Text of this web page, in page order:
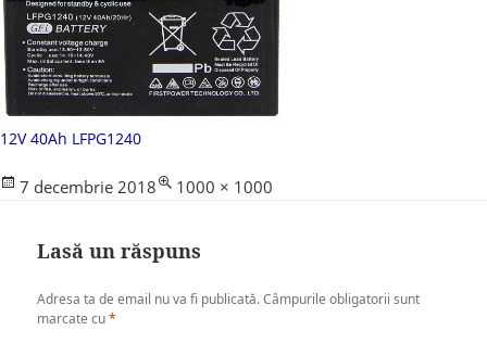
12V 40Ah LFPG1240
Posted
7 decembrie 2018
Full
1000 × 1000
Lasă un răspuns
Adresa ta de email nu va fi publicată. Câmpurile obligatorii sunt
marcate cu*